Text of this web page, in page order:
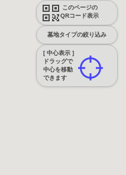
このページの
QRコード表示
墓地タイプの絞り込み
[ 中心表示 ]
ドラッグで
中心を移動
できます